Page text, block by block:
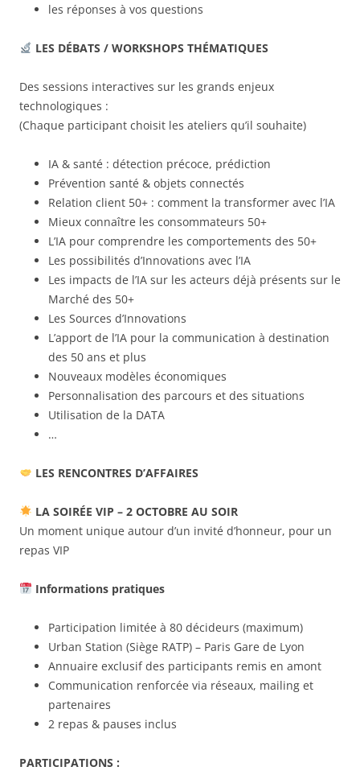
les réponses à vos questions
LES DÉBATS / WORKSHOPS THÉMATIQUES
Des sessions interactives sur les grands enjeux
technologiques :
(Chaque participant choisit les ateliers qu’il souhaite)
IA & santé : détection précoce, prédiction
Prévention santé & objets connectés
Relation client 50+ : comment la transformer avec l’IA
Mieux connaître les consommateurs 50+
L’IA pour comprendre les comportements des 50+
Les possibilités d’Innovations avec l’IA
Les impacts de l’IA sur les acteurs déjà présents sur le
Marché des 50+
Les Sources d’Innovations
L’apport de l’IA pour la communication à destination
des 50 ans et plus
Nouveaux modèles économiques
Personnalisation des parcours et des situations
Utilisation de la DATA
…
LES RENCONTRES D’AFFAIRES
LA SOIRÉE VIP – 2 OCTOBRE AU SOIR
Un moment unique autour d’un invité d’honneur, pour un
repas VIP
Informations pratiques
Participation limitée à 80 décideurs (maximum)
Urban Station (Siège RATP) – Paris Gare de Lyon
Annuaire exclusif des participants remis en amont
Communication renforcée via réseaux, mailing et
partenaires
2 repas & pauses inclus
PARTICIPATIONS :